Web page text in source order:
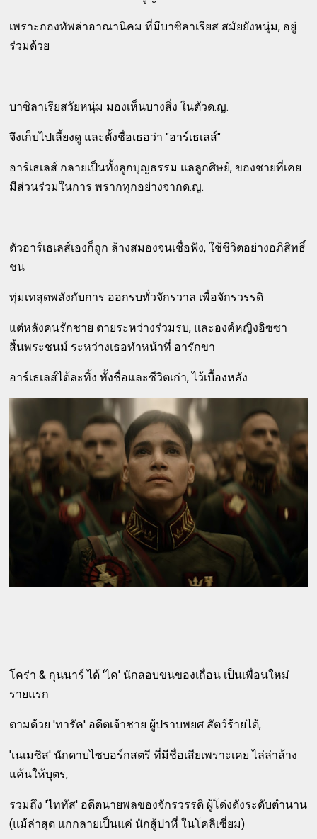
เพราะกองทัพล่าอาณานิคม ที่มีบาซิลาเรียส สมัยยังหนุ่ม, อยู่
ร่วมด้วย
บาซิลาเรียสวัยหนุ่ม มองเห็นบางสิ่ง ในตัวด.ญ.
จึงเก็บไปเลี้ยงดู และตั้งชื่อเธอว่า "อาร์เธเลส์"
อาร์เธเลส์ กลายเป็นทั้งลูกบุญธรรม แลลูกศิษย์, ของชายที่เคย
มีส่วนร่วมในการ พรากทุกอย่างจากด.ญ.
ตัวอาร์เธเลส์เองก็ถูก ล้างสมองจนเชื่อฟัง, ใช้ชีวิตอย่างอภิสิทธิ์
ชน
ทุ่มเทสุดพลังกับการ ออกรบทั่วจักรวาล เพื่อจักรวรรดิ
แต่หลังคนรักชาย ตายระหว่างร่วมรบ, และองค์หญิงอิซซา
สิ้นพระชนม์ ระหว่างเธอทำหน้าที่ อารักขา
อาร์เธเลส์ได้ละทิ้ง ทั้งชื่อและชีวิตเก่า, ไว้เบื้องหลัง
โคร่า & กุนนาร์ ได้ 'ไค' นักลอบขนของเถื่อน เป็นเพื่อนใหม่
รายแรก
ตามด้วย 'ทารัค' อดีตเจ้าชาย ผู้ปราบพยศ สัตว์ร้ายได้,
'เนเมซิส' นักดาบไซบอร์กสตรี ที่มีชื่อเสียเพราะเคย ไล่ล่าล้าง
แค้นให้บุตร,
รวมถึง 'ไททัส' อดีตนายพลของจักรวรรดิ ผู้โด่งดังระดับตำนาน
(แม้ล่าสุด แกกลายเป็นแค่ นักสู้ปาหี่ ในโคลิเซี่ยม)